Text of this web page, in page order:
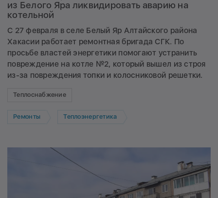
из Белого Яра ликвидировать аварию на
котельной
С 27 февраля в селе Белый Яр Алтайского района
Хакасии работает ремонтная бригада СГК. По
просьбе властей энергетики помогают устранить
повреждение на котле №2, который вышел из строя
из-за повреждения топки и колосниковой решетки.
Теплоснабжение
Ремонты Теплоэнергетика